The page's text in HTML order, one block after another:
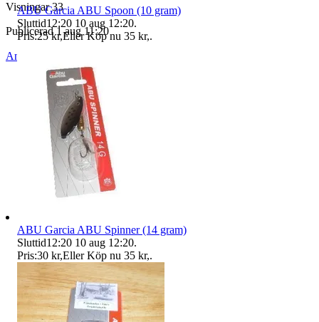
Visningar 33
Publicerad 1 aug 11:20
Anmäl
ABU Garcia ABU Spoon (10 gram)
Sluttid12:20 10 aug 12:20.
Pris:25 kr,Eller Köp nu 35 kr,.
ABU Garcia ABU Spinner (14 gram)
Sluttid12:20 10 aug 12:20.
Pris:30 kr,Eller Köp nu 35 kr,.